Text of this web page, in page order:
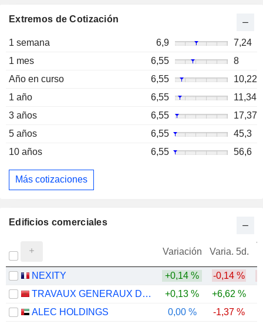
Extremos de Cotización
1 semana 6,9
7,24
1 mes
6,55
8
Año en curso
6,55
10,22
1 año
6,55
11,34
3 años
6,55
17,37
5 años
6,55
45,3
10 años
6,55 56,6
Más cotizaciones
Edificios comerciales
Variación Varia. 5d.
NEXITY +0,14 % -0,14 %
TRAVAUX GENERAUX DE CONSTRUCTION DE CASABLANCA S.A
+0,13 % +6,62 %
ALEC HOLDINGS
0,00 %
-1,37 %